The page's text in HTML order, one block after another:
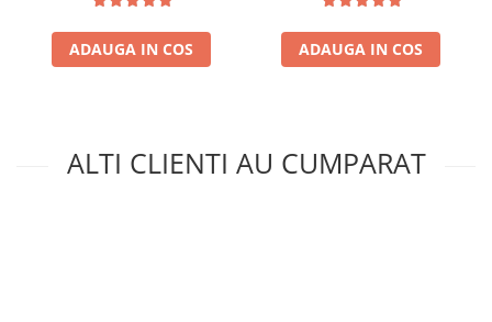
ADAUGA IN COS ADAUGA IN COS
ALTI CLIENTI AU CUMPARAT